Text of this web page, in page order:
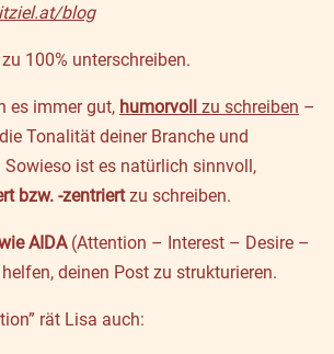
blog
100% unterschreiben.
es immer gut, humorvoll zu schreiben –
Tonalität deiner Branche und
ist es natürlich sinnvoll,
bzw. -zentriertzu schreiben.
AIDA(Attention – Interest – Desire –
deinen Post zu strukturieren.
rät Lisa auch: